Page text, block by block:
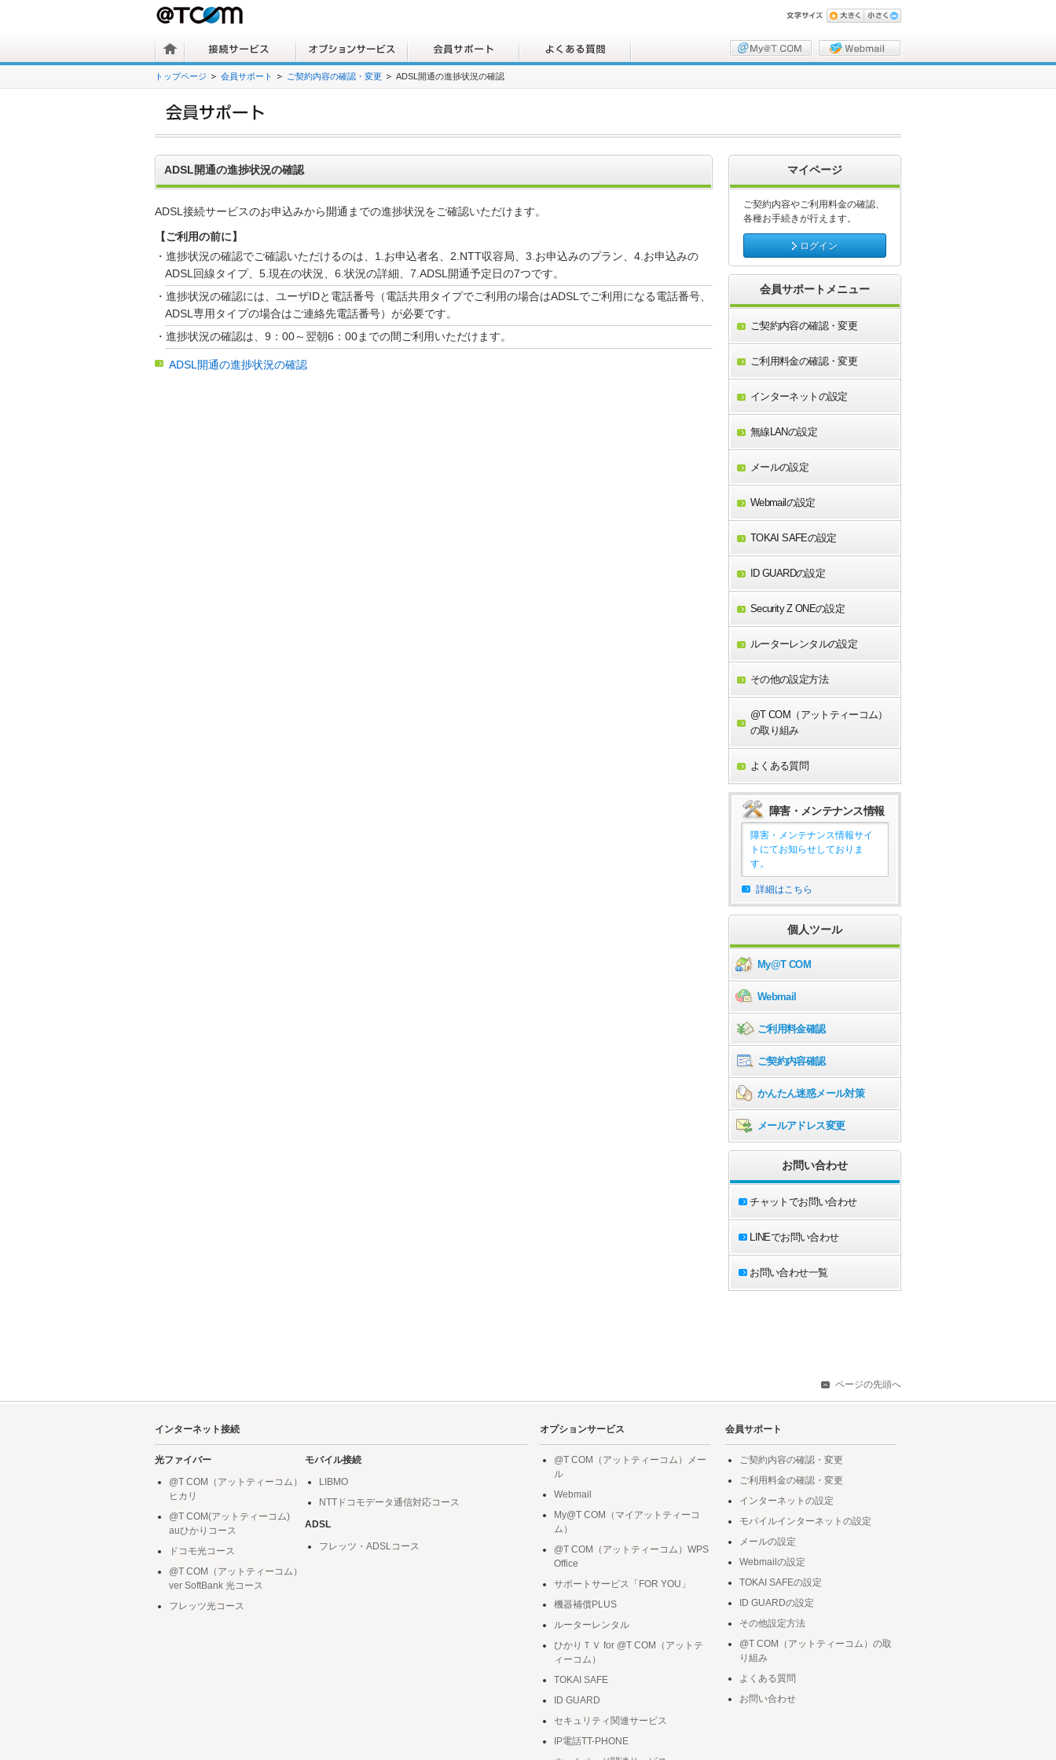
トップページ 会員サポート ご契約内容の確認・変更 ADSL開通の進捗状況の確認
マイページ
ご契約内容やご利用料金の確認、
各種お手続きが行えます。
ログイン
会員サポートメニュー
ご契約内容の確認・変更
ご利用料金の確認・変更
インターネットの設定
無線LANの設定
メールの設定
Webmailの設定
TOKAI SAFEの設定
ID GUARDの設定
Security Z ONEの設定
ルーターレンタルの設定
その他の設定方法
@T COM（アットティーコム）
の取り組み
よくある質問
障害・メンテナンス情報
障害・メンテナンス情報サイ
トにてお知らせしておりま
す。
詳細はこちら
個人ツール
My@T COM
Webmail
ご利用料金確認
ご契約内容確認
かんたん迷惑メール対策
メールアドレス変更
お問い合わせ
チャットでお問い合わせ
LINEでお問い合わせ
お問い合わせ一覧
ADSL開通の進捗状況の確認
ADSL接続サービスのお申込みから開通までの進捗状況をご確認いただけます。
【ご利用の前に】
・進捗状況の確認でご確認いただけるのは、1.お申込者名、2.NTT収容局、3.お申込みのプラン、4.お申込みの
ADSL回線タイプ、5.現在の状況、6.状況の詳細、7.ADSL開通予定日の7つです。
・進捗状況の確認には、ユーザIDと電話番号（電話共用タイプでご利用の場合はADSLでご利用になる電話番号、
ADSL専用タイプの場合はご連絡先電話番号）が必要です。
・進捗状況の確認は、9：00～翌朝6：00までの間ご利用いただけます。
ADSL開通の進捗状況の確認
ページの先頭へ
インターネット接続
光ファイバー
@T COM（アットティーコム）
ヒカリ
@T COM(アットティーコム)
auひかりコース
ドコモ光コース
@T COM（アットティーコム）
ver SoftBank 光コース
フレッツ光コース
モバイル接続
LIBMO
NTTドコモデータ通信対応コース
ADSL
フレッツ・ADSLコース
オプションサービス
@T COM（アットティーコム）メー
ル
Webmail
My@T COM（マイアットティーコ
ム）
@T COM（アットティーコム）WPS
Office
サポートサービス「FOR YOU」
機器補償PLUS
ルーターレンタル
ひかりＴＶ for @T COM（アットテ
ィーコム）
TOKAI SAFE
ID GUARD
セキュリティ関連サービス
IP電話TT-PHONE
会員サポート
ご契約内容の確認・変更
ご利用料金の確認・変更
インターネットの設定
モバイルインターネットの設定
メールの設定
Webmailの設定
TOKAI SAFEの設定
ID GUARDの設定
その他設定方法
@T COM（アットティーコム）の取
り組み
よくある質問
お問い合わせ